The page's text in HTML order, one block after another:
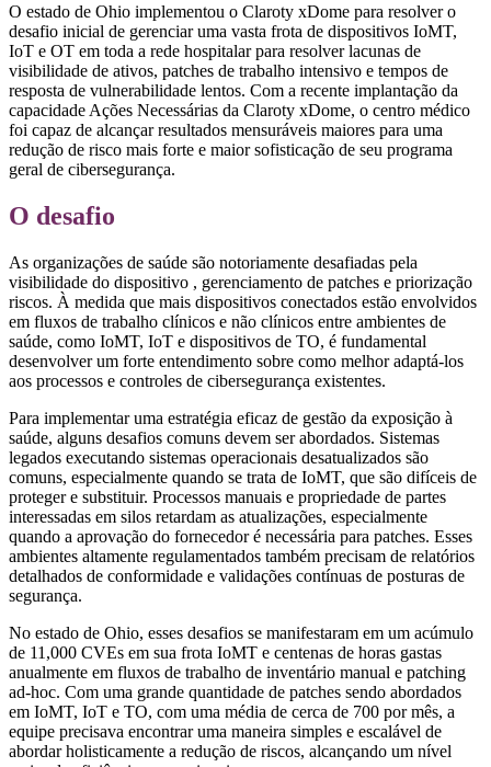
O estado de Ohio implementou o Claroty xDome para resolver o
desafio inicial de gerenciar uma vasta frota de dispositivos IoMT,
IoT e OT em toda a rede hospitalar para resolver lacunas de
visibilidade de ativos, patches de trabalho intensivo e tempos de
resposta de vulnerabilidade lentos. Com a recente implantação da
capacidade Ações Necessárias da Claroty xDome, o centro médico
foi capaz de alcançar resultados mensuráveis maiores para uma
redução de risco mais forte e maior sofisticação de seu programa
geral de cibersegurança.
O desafio
As organizações de saúde são notoriamente desafiadas pela
visibilidade do dispositivo , gerenciamento de patches e priorização
riscos. À medida que mais dispositivos conectados estão envolvidos
em fluxos de trabalho clínicos e não clínicos entre ambientes de
saúde, como IoMT, IoT e dispositivos de TO, é fundamental
desenvolver um forte entendimento sobre como melhor adaptá-los
aos processos e controles de cibersegurança existentes.
Para implementar uma estratégia eficaz de gestão da exposição à
saúde, alguns desafios comuns devem ser abordados. Sistemas
legados executando sistemas operacionais desatualizados são
comuns, especialmente quando se trata de IoMT, que são difíceis de
proteger e substituir. Processos manuais e propriedade de partes
interessadas em silos retardam as atualizações, especialmente
quando a aprovação do fornecedor é necessária para patches. Esses
ambientes altamente regulamentados também precisam de relatórios
detalhados de conformidade e validações contínuas de posturas de
segurança.
No estado de Ohio, esses desafios se manifestaram em um acúmulo
de 11,000 CVEs em sua frota IoMT e centenas de horas gastas
anualmente em fluxos de trabalho de inventário manual e patching
ad-hoc. Com uma grande quantidade de patches sendo abordados
em IoMT, IoT e TO, com uma média de cerca de 700 por mês, a
equipe precisava encontrar uma maneira simples e escalável de
abordar holisticamente a redução de riscos, alcançando um nível